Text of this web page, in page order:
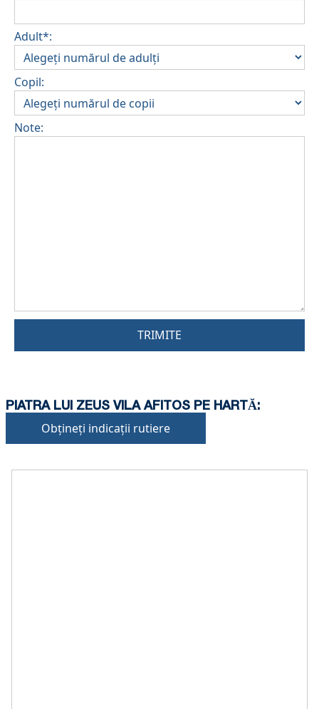
Adult*:
Copil:
Note:
TRIMITE
PIATRA LUI ZEUS VILA AFITOS PE HARTĂ:
Obțineți indicații rutiere